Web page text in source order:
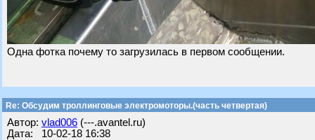
Одна фотка почему то загрузилась в первом сообщении.
Re: Обсудим троллинговые электромоторы.(часть четвертая)
Автор: vlad006 (---.avantel.ru)
Дата: 10-02-18 16:38